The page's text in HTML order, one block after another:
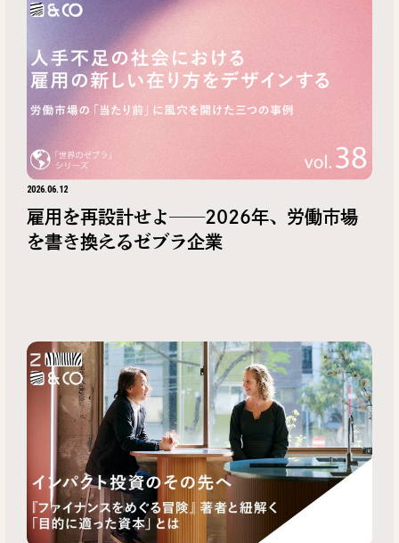
2026.06.12
雇用を再設計せよ──2026年、労働市場
を書き換えるゼブラ企業